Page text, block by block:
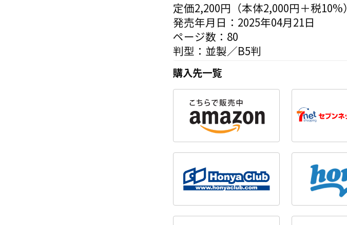
定価2,200円（本体2,000円＋税10%）
発売年月日：2025年04月21日
ページ数：80
判型：並製／B5判
購入先一覧